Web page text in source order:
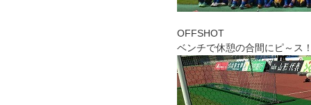
OFFSHOT
ベンチで休憩の合間にピ～ス